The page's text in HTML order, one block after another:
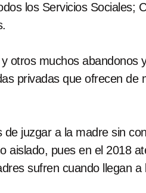
los Servicios Sociales;
muchos abandonos
privadas que ofrecen de
juzgar a la madre sin
pues en el 2018
sufren cuando llegan